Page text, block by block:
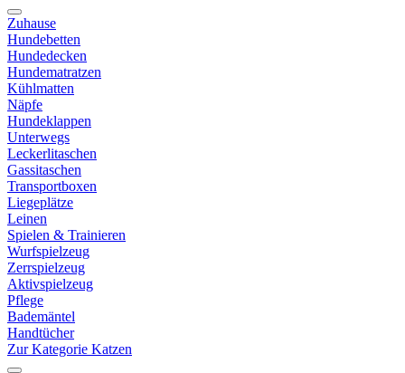
Zuhause
Hundebetten
Hundedecken
Hundematratzen
Kühlmatten
Näpfe
Hundeklappen
Unterwegs
Leckerlitaschen
Gassitaschen
Transportboxen
Liegeplätze
Leinen
Spielen & Trainieren
Wurfspielzeug
Zerrspielzeug
Aktivspielzeug
Pflege
Bademäntel
Handtücher
Zur Kategorie Katzen